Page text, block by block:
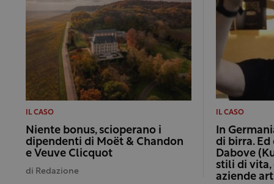
IL CASO
Niente bonus, scioperano i
dipendenti di Moët & Chandon
e Veuve Clicquot
di Redazione
IL CASO
In
di birra. Ed
Dabove
stili di
aziende